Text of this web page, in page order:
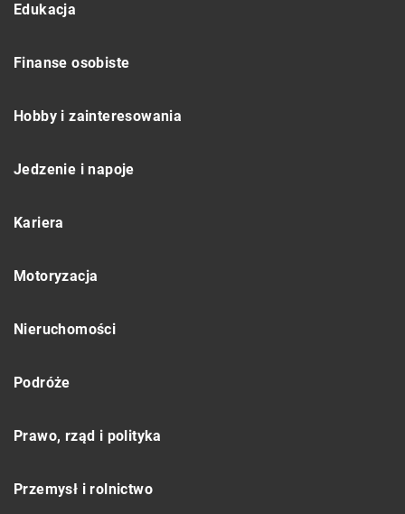
Edukacja
Finanse osobiste
Hobby i zainteresowania
Jedzenie i napoje
Kariera
Motoryzacja
Nieruchomości
Podróże
Prawo, rząd i polityka
Przemysł i rolnictwo